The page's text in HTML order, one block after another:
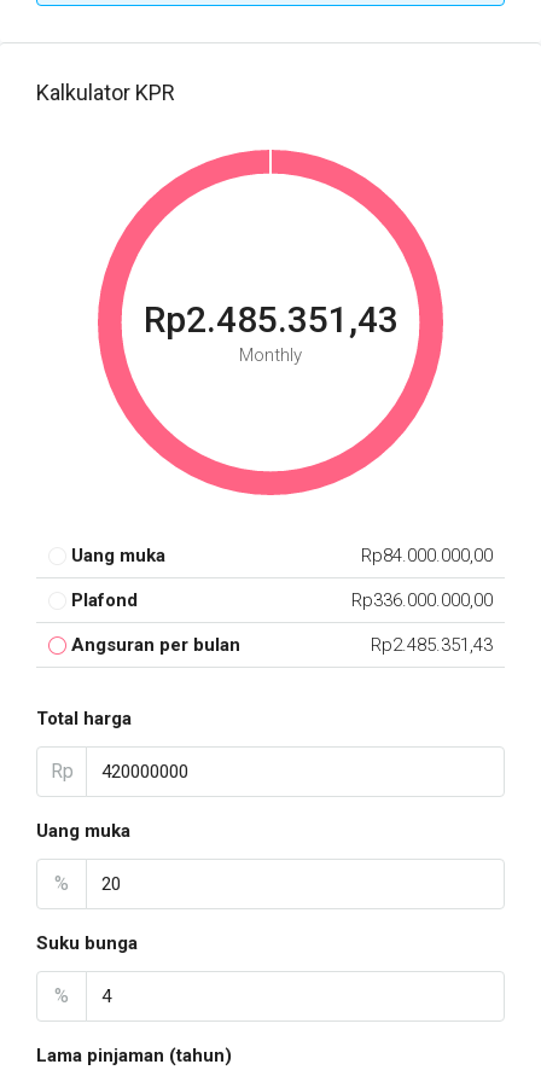
Kalkulator KPR
Rp2.485.351,43
Monthly
Uang muka Rp84.000.000,00
Plafond Rp336.000.000,00
Angsuran per bulan Rp2.485.351,43
Total harga
Rp
Uang muka
%
Suku bunga
%
Lama pinjaman (tahun)